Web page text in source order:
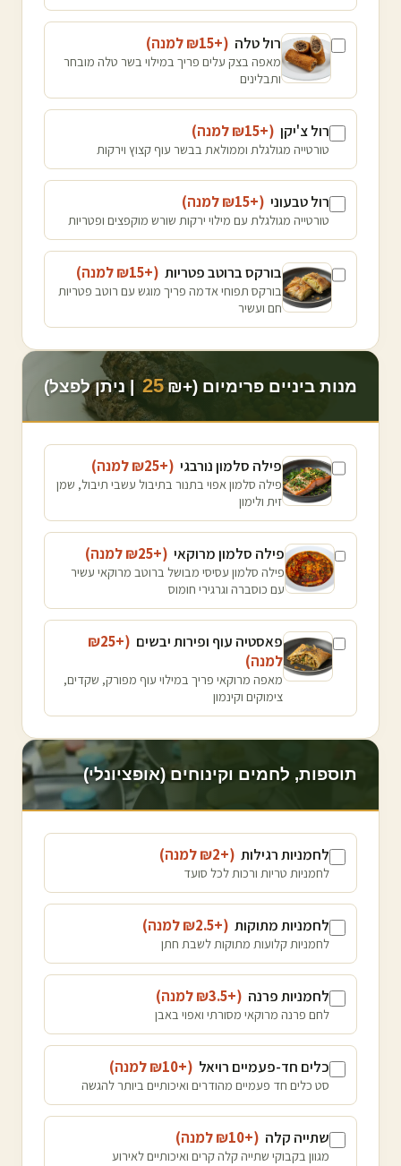
רול טלה (+₪
15 למנה)
מאפה בצק עלים פריך במילוי בשר טלה מובחר
ותבלינים
רול צ'יקן (+₪
15 למנה)
טורטייה מגולגלת וממולאת בבשר עוף קצוץ וירקות
רול טבעוני (+₪
15 למנה)
טורטייה מגולגלת עם מילוי ירקות שורש מוקפצים ופטריות
בורקס ברוטב פטריות (+₪
15 למנה)
בורקס תפוחי אדמה פריך מוגש עם רוטב פטריות
חם ועשיר
מנות ביניים פרימיום (+₪ 25 | ניתן לפצל)
פילה סלמון נורבגי (+₪
25 למנה)
פילה סלמון אפוי בתנור בתיבול עשבי תיבול, שמן
זית ולימון
פילה סלמון מרוקאי (+₪
25 למנה)
פילה סלמון עסיסי מבושל ברוטב מרוקאי עשיר
עם כוסברה וגרגירי חומוס
פאסטיה עוף ופירות יבשים (+₪
25
למנה)
מאפה מרוקאי פריך במילוי עוף מפורק, שקדים,
צימוקים וקינמון
תוספות, לחמים וקינוחים (אופציונלי)
לחמניות רגילות (+₪
2 למנה)
לחמניות טריות ורכות לכל סועד
לחמניות מתוקות (+₪
2.5 למנה)
לחמניות קלועות מתוקות לשבת חתן
לחמניות פרנה (+₪
3.5 למנה)
לחם פרנה מרוקאי מסורתי ואפוי באבן
כלים חד-פעמיים רויאל (+₪
10 למנה)
סט כלים חד פעמיים מהודרים ואיכותיים ביותר להגשה
שתייה קלה (+₪
10 למנה)
מגוון בקבוקי שתייה קלה קרים ואיכותיים לאירוע